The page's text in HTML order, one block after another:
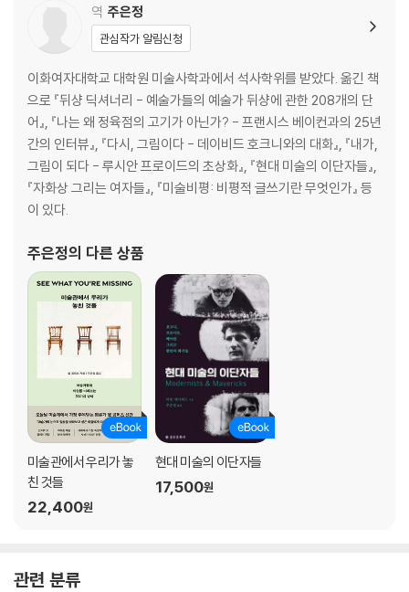
21 그만의 미술관
22 파리 프로젝트
23 피카소가 모든 경주에서 승리하면
24 힘의 균형
25 실패
26 예술 창작…… 다시 독일
27 멋진 코네티컷
28 작업을 위해 목숨을 걸다
29 그림에 손을 놓은 해
30 스페인의 분노
결코 다시 오지 않을 겁니다
32 파리의 최후
33 전쟁보다 중요한
옮긴이의 말
참고 문헌
저작권 허가
찾아보기
역 주은정
관심작가 알림신청
이화여자대학교 대학원 미술사학과에서 석사학위를 받았다. 옮긴 책
으로 『뒤샹 딕셔너리 - 예술가들의 예술가 뒤샹에 관한 208개의 단
어』, 『나는 왜 정육점의 고기가 아닌가? - 프랜시스 베이컨과의 25년
간의 인터뷰』, 『다시, 그림이다 - 데이비드 호크니와의 대화』, 『내가,
그림이 되다 - 루시안 프로이드의 초상화』, 『현대 미술의 이단자들』,
『자화상 그리는 여자들』, 『미술비평: 비평적 글쓰기란 무엇인가』 등
이 있다.
주은정의 다른 상품
미술관에서 우리가 놓
친 것들
22,400원
현대 미술의 이단자들
17,500원
관련 분류